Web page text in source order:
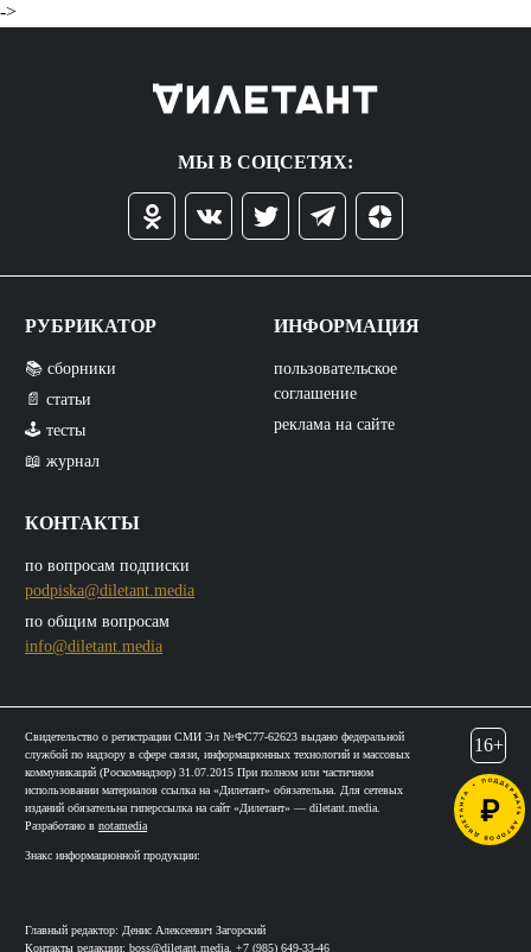
->
МЫ В СОЦСЕТЯХ:
РУБРИКАТОР
📚 сборники
📄 статьи
🕹️ тесты
📖 журнал
КОНТАКТЫ
по вопросам подписки
podpiska@diletant.media
по общим вопросам
info@diletant.media
ИНФОРМАЦИЯ
пользовательское
соглашение
реклама на сайте
Свидетельство о регистрации СМИ Эл №ФС77-62623 выдано федеральной
службой по надзору в сфере связи, информационных технологий и массовых
коммуникаций (Роскомнадзор) 31.07.2015 При полном или частичном
использовании материалов ссылка на «Дилетант» обязательна. Для сетевых
изданий обязательна гиперссылка на сайт «Дилетант» — diletant.media.
Разработано в notamedia
Знакс информационной продукции:
Главный редактор: Денис Алексеевич Загорский
Контакты редакции: boss@diletant.media +7 (985) 649-33-46
16+